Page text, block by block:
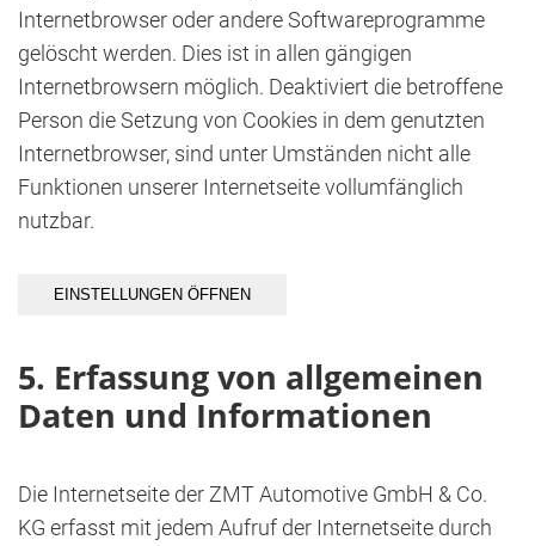
Internetbrowser oder andere Softwareprogramme
gelöscht werden. Dies ist in allen gängigen
Internetbrowsern möglich. Deaktiviert die betroffene
Person die Setzung von Cookies in dem genutzten
Internetbrowser, sind unter Umständen nicht alle
Funktionen unserer Internetseite vollumfänglich
nutzbar.
EINSTELLUNGEN ÖFFNEN
5. Erfassung von allgemeinen
Daten und Informationen
Die Internetseite der ZMT Automotive GmbH & Co.
KG erfasst mit jedem Aufruf der Internetseite durch